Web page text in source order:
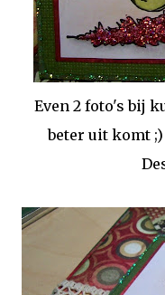
Even 2 foto's bij
beter uit komt